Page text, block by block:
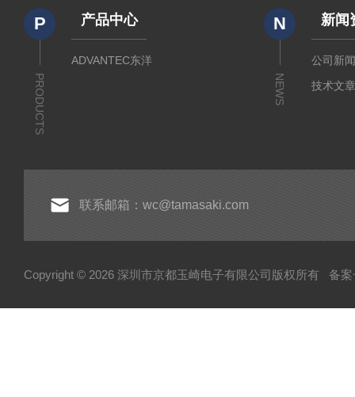
P
PRODUCTS
产品中心
ADVANTEC东洋
N
NEWS
新闻
公司新
技术文
联系邮箱：wc@tamasaki.com
Copyright © 2026 深圳市京都玉崎电子有限公司版权所有 备案